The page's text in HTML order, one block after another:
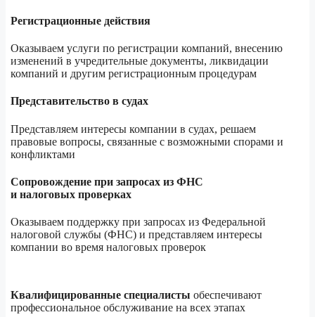
Регистрационные действия
Оказываем услуги по регистрации компаний, внесению
изменений в учредительные документы, ликвидации
компаний и другим регистрационным процедурам
Представительство в судах
Представляем интересы компании в судах, решаем
правовые вопросы, связанные с возможными спорами и
конфликтами
Сопровождение при запросах из ФНС
и налоговых проверках
Оказываем поддержку при запросах из Федеральной
налоговой службы (ФНС) и представляем интересы
компании во время налоговых проверок
Квалифицированные специалисты обеспечивают
профессиональное обслуживание на всех этапах